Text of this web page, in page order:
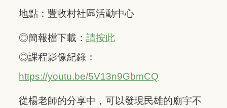
地點：豐收村社區活動中心
◎簡報檔下載： 請按此
◎課程影像紀錄：
https://youtu.be/5V13n9GbmCQ
從楊老師的分享中，可以發現民雄的廟宇不